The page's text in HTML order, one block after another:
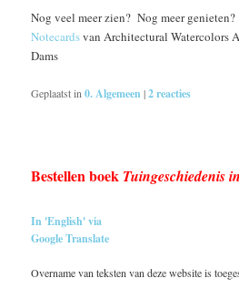
Nog veel meer zien? Nog meer
Notecardsvan Architectural Watercolors
Dams
Geplaatst in 0. Algemeen |2reacties
Bestellen boek Tuingeschiedenis
In 'English' via
Google Translate
Overname van teksten van deze website is